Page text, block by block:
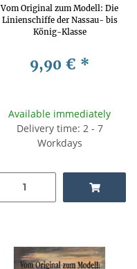
Vom Original zum Modell: Die
Linienschiffe der Nassau- bis
König-Klasse
9,90 € *
Available immediately
Delivery time: 2 - 7
Workdays